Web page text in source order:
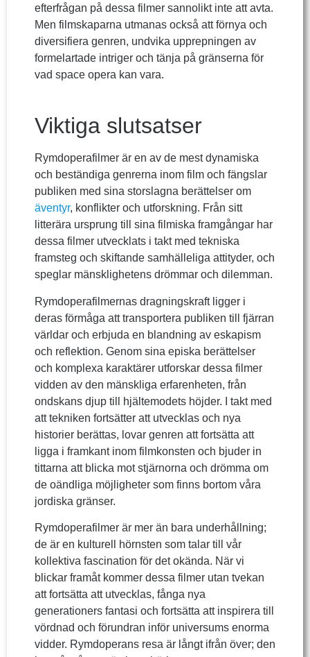
efterfrågan på dessa filmer sannolikt inte att avta.
Men filmskaparna utmanas också att förnya och
diversifiera genren, undvika upprepningen av
formelartade intriger och tänja på gränserna för
vad space opera kan vara.
Viktiga slutsatser
Rymdoperafilmer är en av de mest dynamiska
och beständiga genrerna inom film och fängslar
publiken med sina storslagna berättelser om
äventyr, konflikter och utforskning. Från sitt
litterära ursprung till sina filmiska framgångar har
dessa filmer utvecklats i takt med tekniska
framsteg och skiftande samhälleliga attityder, och
speglar mänsklighetens drömmar och dilemman.
Rymdoperafilmernas dragningskraft ligger i
deras förmåga att transportera publiken till fjärran
världar och erbjuda en blandning av eskapism
och reflektion. Genom sina episka berättelser
och komplexa karaktärer utforskar dessa filmer
vidden av den mänskliga erfarenheten, från
ondskans djup till hjältemodets höjder. I takt med
att tekniken fortsätter att utvecklas och nya
historier berättas, lovar genren att fortsätta att
ligga i framkant inom filmkonsten och bjuder in
tittarna att blicka mot stjärnorna och drömma om
de oändliga möjligheter som finns bortom våra
jordiska gränser.
Rymdoperafilmer är mer än bara underhållning;
de är en kulturell hörnsten som talar till vår
kollektiva fascination för det okända. När vi
blickar framåt kommer dessa filmer utan tvekan
att fortsätta att utvecklas, fånga nya
generationers fantasi och fortsätta att inspirera till
vördnad och förundran inför universums enorma
vidder. Rymdoperans resa är långt ifrån över; den